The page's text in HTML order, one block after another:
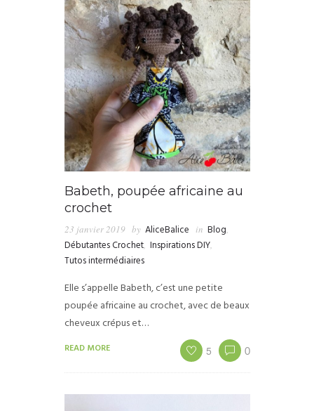
Babeth, poupée africaine au
crochet
23 janvier 2019 by AliceBalice in Blog,
Débutantes Crochet, Inspirations DIY,
Tutos intermédiaires
Elle s’appelle Babeth, c’est une petite
poupée africaine au crochet, avec de beaux
cheveux crépus et…
READ MORE 5 0